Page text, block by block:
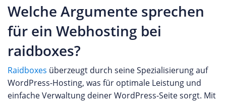
Welche Argumente sprechen
für ein Webhosting bei
raidboxes?
Raidboxes überzeugt durch seine Spezialisierung auf
WordPress-Hosting, was für optimale Leistung und
einfache Verwaltung deiner WordPress-Seite sorgt. Mit